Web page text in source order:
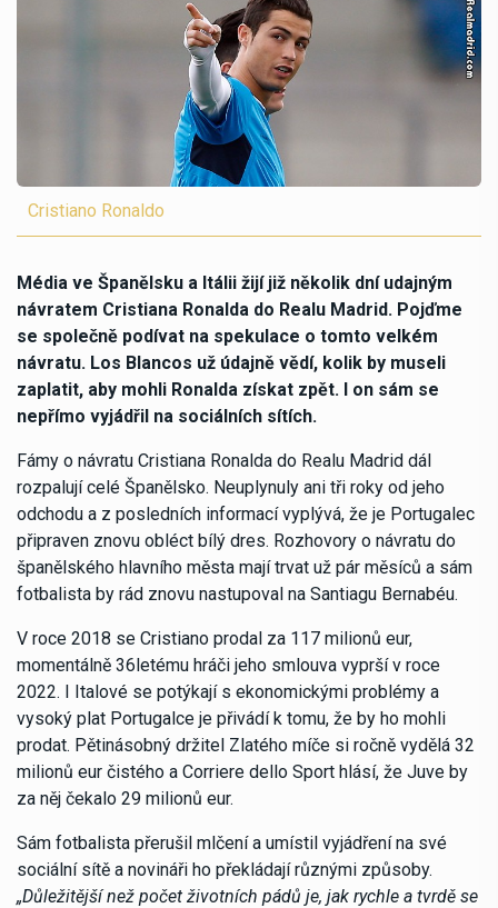
Cristiano Ronaldo
Média ve Španělsku a Itálii žijí již několik dní udajným
návratem Cristiana Ronalda do Realu Madrid. Pojďme
se společně podívat na spekulace o tomto velkém
návratu. Los Blancos už údajně vědí, kolik by museli
zaplatit, aby mohli Ronalda získat zpět. I on sám se
nepřímo vyjádřil na sociálních sítích.
Fámy o návratu Cristiana Ronalda do Realu Madrid dál
rozpalují celé Španělsko. Neuplynuly ani tři roky od jeho
odchodu a z posledních informací vyplývá, že je Portugalec
připraven znovu obléct bílý dres. Rozhovory o návratu do
španělského hlavního města mají trvat už pár měsíců a sám
fotbalista by rád znovu nastupoval na Santiagu Bernabéu.
V roce 2018 se Cristiano prodal za 117 milionů eur,
momentálně 36letému hráči jeho smlouva vyprší v roce
2022. I Italové se potýkají s ekonomickými problémy a
vysoký plat Portugalce je přivádí k tomu, že by ho mohli
prodat. Pětinásobný držitel Zlatého míče si ročně vydělá 32
milionů eur čistého a Corriere dello Sport hlásí, že Juve by
za něj čekalo 29 milionů eur.
Sám fotbalista přerušil mlčení a umístil vyjádření na své
sociální sítě a novináři ho překládají různými způsoby.
„Důležitější než počet životních pádů je, jak rychle a tvrdě se